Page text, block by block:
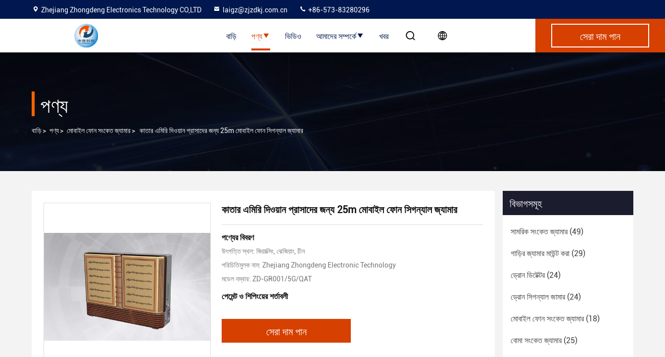
Zhejiang Zhongdeng Electronics Technology CO,LTD laigz@zjzdkj.com.cn +86-573-83280296
বাড়ি পণ্য ভিডিও আমাদের সম্পর্কে খবর সেরা দাম পান
পণ্য
বাড়ি> পণ্য> মোবাইল ফোন সংকেত জ্যামার> কাতার এমিরি দিওয়ান প্রাসাদের জন্য 25m মোবাইল ফোন সিগন্যাল জ্যামার
কাতার এমিরি দিওয়ান প্রাসাদের জন্য 25m মোবাইল ফোন সিগন্যাল জ্যামার
পণ্যের বিবরণ
উৎপত্তি স্থল: জিয়াক্সিং, ঝেজিয়াং, চীন
পরিচিতিমুলক নাম: Zhejiang Zhongdeng Electronic Technology
মডেল নম্বার: ZD-GR001/5G/QAT
পেমেন্ট ও শিপিংয়ের শর্তাবলী
সেরা দাম পান
বিভাগসমূহ
সামরিক সংকেত জ্যামার(49)
গাড়ির জ্যামার মাউন্ট করা (29)
ড্রোন ডিটেক্টর(24)
ড্রোন সিগন্যাল জামার(24)
মোবাইল ফোন সংকেত জ্যামার(18)
বোমা সংকেত জ্যামার(25)